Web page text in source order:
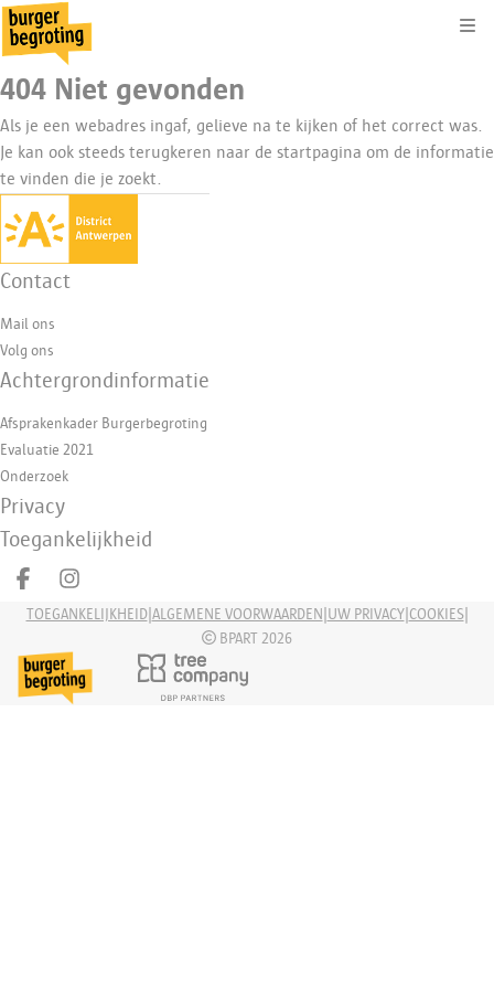
404 Niet gevonden
Als je een webadres ingaf, gelieve na te kijken of het correct was.
Je kan ook steeds terugkeren naar de startpagina om de informatie
te vinden die je zoekt.
Contact
Mail ons
Volg ons
Achtergrondinformatie
Afsprakenkader Burgerbegroting
Evaluatie 2021
Onderzoek
Privacy
Toegankelijkheid
Deel op facebook
Deel op Instagram
TOEGANKELIJKHEID| ALGEMENE VOORWAARDEN UW PRIVACY| COOKIES|
BPART 2026